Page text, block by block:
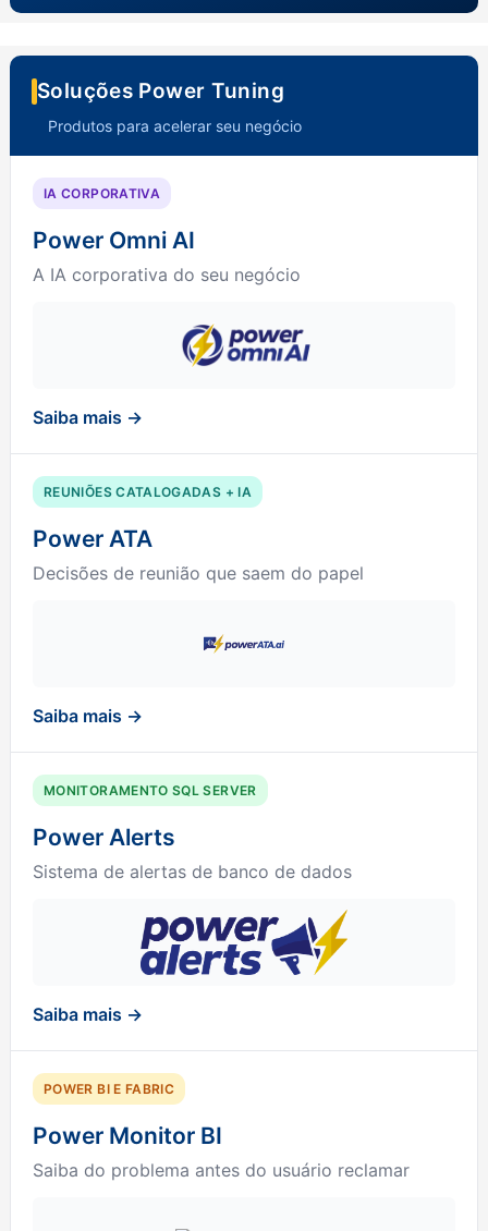
Soluções Power Tuning
Produtos para acelerar seu negócio
IA CORPORATIVA
Power Omni AI
A IA corporativa do seu negócio
Saiba mais →
REUNIÕES CATALOGADAS + IA
Power ATA
Decisões de reunião que saem do papel
Saiba mais →
MONITORAMENTO SQL SERVER
Power Alerts
Sistema de alertas de banco de dados
Saiba mais →
POWER BI E FABRIC
Power Monitor BI
Saiba do problema antes do usuário reclamar